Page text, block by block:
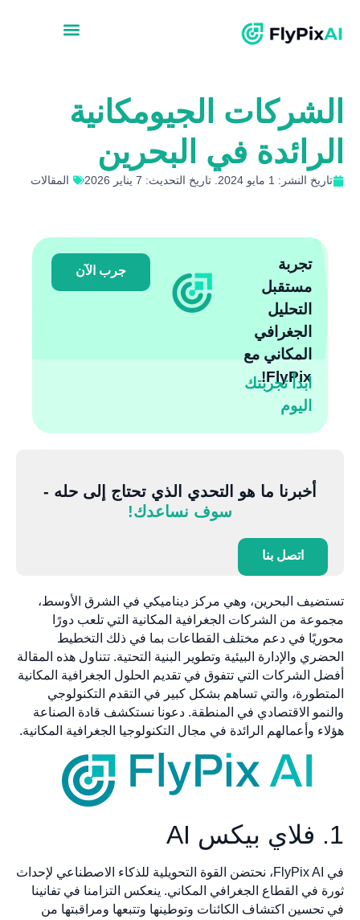
الشركات الجيومكانية
الرائدة في البحرين
تاريخ النشر: 1 مايو 2024. تاريخ التحديث: 7 يناير 2026 المقالات
تجربة
مستقبل
التحليل
الجغرافي
المكاني مع
FlyPix!
ابدأ تجربتك
اليوم
جرب الآن
أخبرنا ما هو التحدي الذي تحتاج إلى حله -
سوف نساعدك!
اتصل بنا
تستضيف البحرين، وهي مركز ديناميكي في الشرق الأوسط،
مجموعة من الشركات الجغرافية المكانية التي تلعب دورًا
محوريًا في دعم مختلف القطاعات بما في ذلك التخطيط
الحضري والإدارة البيئية وتطوير البنية التحتية. تتناول هذه المقالة
أفضل الشركات التي تتفوق في تقديم الحلول الجغرافية المكانية
المتطورة، والتي تساهم بشكل كبير في التقدم التكنولوجي
والنمو الاقتصادي في المنطقة. دعونا نستكشف قادة الصناعة
هؤلاء وأعمالهم الرائدة في مجال التكنولوجيا الجغرافية المكانية.
1. فلاي بيكس AI
في FlyPix AI، نحتضن القوة التحويلية للذكاء الاصطناعي لإحداث
ثورة في القطاع الجغرافي المكاني. ينعكس التزامنا في تفانينا
في تحسين اكتشاف الكائنات وتوطينها وتتبعها ومراقبتها من